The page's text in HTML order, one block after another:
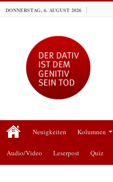
DONNERSTAG, 6. AUGUST 2026
Neuigkeiten Kolumnen
Audio/Video Leserpost Quiz